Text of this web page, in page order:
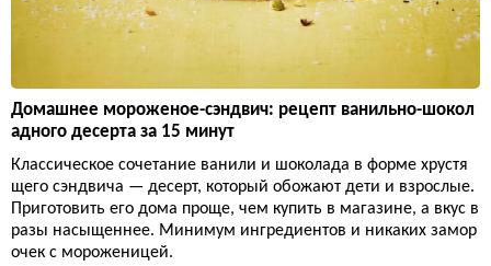
Домашнее мороженое-сэндвич: рецепт ванильно-шокол
адного десерта за 15 минут
Классическое сочетание ванили и шоколада в форме хрустя
щего сэндвича — десерт, который обожают дети и взрослые.
Приготовить его дома проще, чем купить в магазине, а вкус в
разы насыщеннее. Минимум ингредиентов и никаких замор
очек с мороженицей.